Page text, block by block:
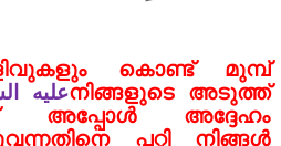
കൊണ്ട് മുമ്പ്
عليهനിങ്ങളുടെ അടുത്ത്
അപ്പോൾ അദ്ദേഹം
പറ്റി നിങ്ങൾ